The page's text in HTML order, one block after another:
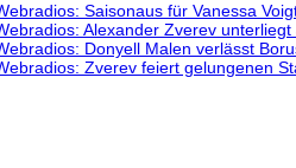
Saisonaus für Vanessa
Alexander Zverev
Donyell Malen verlässt
Zverev feiert gelungenen